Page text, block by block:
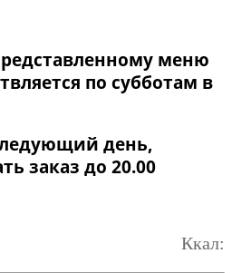
меню
по субботам в
день,
заказ до 20.00
Ккал: